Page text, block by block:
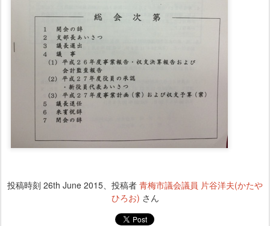
投稿時刻 26th June 2015、投稿者 青梅市議会議員 片谷洋夫(かたや
ひろお) さん